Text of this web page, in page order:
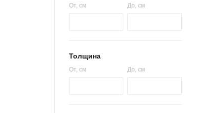
От, см До, см
Толщина
От, см До, см